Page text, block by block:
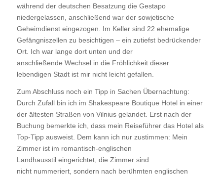
während der deutschen Besatzung die Gestapo
niedergelassen, anschließend war der sowjetische
Geheimdienst eingezogen. Im Keller sind 22 ehemalige
Gefängniszellen zu besichtigen – ein zutiefst bedrückender
Ort. Ich war lange dort unten und der
anschließende Wechsel in die Fröhlichkeit dieser
lebendigen Stadt ist mir nicht leicht gefallen.
Zum Abschluss noch ein Tipp in Sachen Übernachtung:
Durch Zufall bin ich im Shakespeare Boutique Hotel in einer
der ältesten Straßen von Vilnius gelandet. Erst nach der
Buchung bemerkte ich, dass mein Reiseführer das Hotel als
Top-Tipp ausweist. Dem kann ich nur zustimmen: Mein
Zimmer ist im romantisch-englischen
Landhausstil eingerichtet, die Zimmer sind
nicht nummeriert, sondern nach berühmten englischen